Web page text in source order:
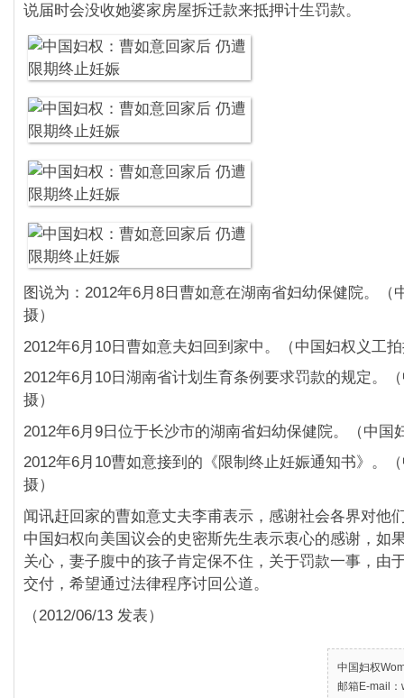
说届时会没收她婆家房屋拆迁款来抵押计生罚款。
图说为：2012年6月8日曹如意在湖南省妇幼保健院。（
摄）
2012年6月10日曹如意夫妇回到家中。（中国妇权义工
2012年6月10日湖南省计划生育条例要求罚款的规定。
摄）
2012年6月9日位于长沙市的湖南省妇幼保健院。（中国
2012年6月10曹如意接到的《限制终止妊娠通知书》。
摄）
闻讯赶回家的曹如意丈夫李甫表示，感谢社会各界对他
中国妇权向美国议会的史密斯先生表示衷心的感谢，如
关心，妻子腹中的孩子肯定保不住，关于罚款一事，由
交付，希望通过法律程序讨回公道。
（2012/06/13 发表）
中国妇权
邮箱E-mail